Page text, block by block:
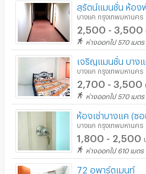
บางแค กรุงเทพมหานคร
2,500 - 3,500
ห่างออกไป 570 เมตร
เจริญแมนชั่น บางแ
บางแค กรุงเทพมหานคร
2,700 - 3,500
ห่างออกไป 570 เมตร
ห้องเช่าบางแค (ซ
บางแค กรุงเทพมหานคร
1,800 - 2,500
ห่างออกไป 610 เมตร
72 อพาร์ตเมนท์